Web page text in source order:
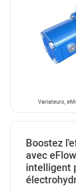
Variateurs,
Boostez
avec
intelligent